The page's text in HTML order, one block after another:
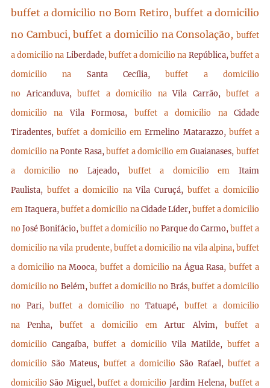
buffet a domicilio no Bom Retiro, buffet a domicilio
no Cambuci, buffet a domicilio na Consolação, buffet
a domicilio na Liberdade, buffet a domicilio na República, buffet a
domicilio na Santa Cecília,buffet a domicilio
no Aricanduva,buffet a domicilio naVila Carrão,buffet a
domicilio naVila Formosa, buffet a domicilio na Cidade
Tiradentes,buffet a domicilio emErmelino Matarazzo, buffet a
domicilio naPonte Rasa,buffet a domicilio emGuaianases,buffet
a domicilio no Lajeado, buffet a domicilio em Itaim
Paulista, buffet a domicilio naVila Curuçá,buffet a domicilio
emItaquera,buffet a domicilio na Cidade Líder, buffet a domicilio
noJosé Bonifácio,buffet a domicilio noParque do Carmo, buffet a
domicilio na vila prudente, buffet a domicilio na vila alpina, buffet
a domicilio naMooca,buffet a domicilio na Água Rasa,buffet a
domicilio no Belém,buffet a domicilio no Brás,buffet a domicilio
no Pari,buffet a domicilio noTatuapé, buffet a domicilio
naPenha,buffet a domicilio emArtur Alvim, buffet a
domicilioCangaíba,buffet a domicilioVila Matilde, buffet a
domicilio São Mateus, buffet a domicilio São Rafael, buffet a
domicilioSão Miguel,buffet a domicilio Jardim Helena, buffet a